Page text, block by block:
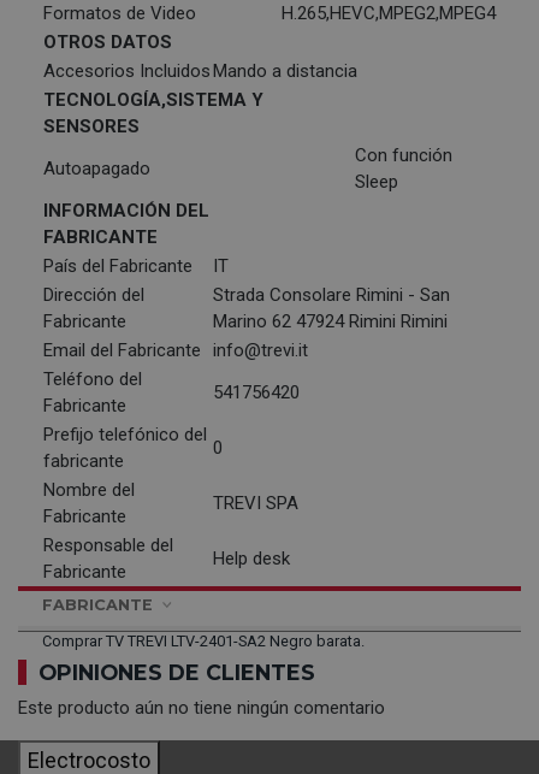
Formatos de Video
H.265,HEVC,MPEG2,MPEG4
OTROS DATOS
Accesorios IncluidosMando a distancia
TECNOLOGÍA,SISTEMA Y
SENSORES
Autoapagado
Con función
Sleep
INFORMACIÓN DEL
FABRICANTE
País del Fabricante
IT
Dirección del
Fabricante
Strada Consolare Rimini - San
Marino 62 47924 Rimini Rimini
Email del Fabricante
info@trevi.it
Teléfono del
Fabricante
541756420
Prefijo telefónico del
fabricante
0
Nombre del
Fabricante
TREVI SPA
Responsable del
Fabricante
Help desk
FABRICANTE
Comprar TV TREVI LTV-2401-SA2 Negro barata.
OPINIONES DE CLIENTES
Este producto aún no tiene ningún comentario
Electrocosto